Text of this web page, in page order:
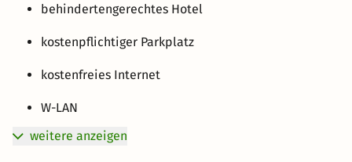
behindertengerechtes Hotel
kostenpflichtiger Parkplatz
kostenfreies Internet
W-LAN
weitere anzeigen